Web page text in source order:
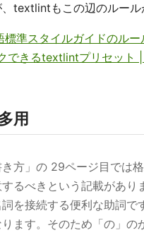
textlintもこの辺のルール
標準スタイルガイドのル
できるtextlintプリセット
用
き方」の 29ページ目では
るべきという記載があり
詞を接続する便利な助詞で
ます。そのため「の」の